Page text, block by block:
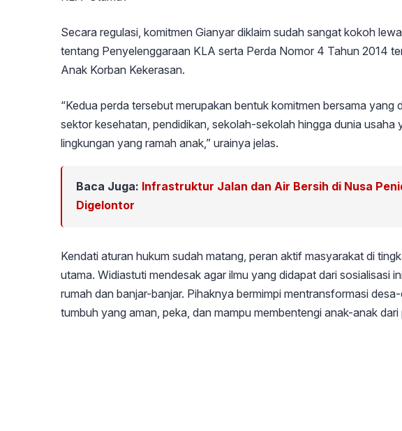
Secara regulasi, komitmen Gianyar diklaim sudah sangat kokoh
tentang Penyelenggaraan KLA serta Perda Nomor 4 Tahun 2014
Anak Korban Kekerasan.
“Kedua perda tersebut merupakan bentuk komitmen bersama yang
sektor kesehatan, pendidikan, sekolah-sekolah hingga dunia usaha
lingkungan yang ramah anak,” urainya jelas.
Baca Juga: Infrastruktur Jalan dan Air Bersih di Nusa
Digelontor
Kendati aturan hukum sudah matang, peran aktif masyarakat di
utama. Widiastuti mendesak agar ilmu yang didapat dari sosialisasi
rumah dan banjar-banjar. Pihaknya bermimpi mentransformasi
tumbuh yang aman, peka, dan mampu membentengi anak-anak